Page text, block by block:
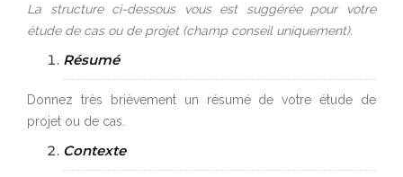
La structure ci-dessous vous est suggérée pour votre
étude de cas ou de projet (champ conseil uniquement).
Résumé
Donnez très brièvement un résumé de votre étude de
projet ou de cas.
Contexte